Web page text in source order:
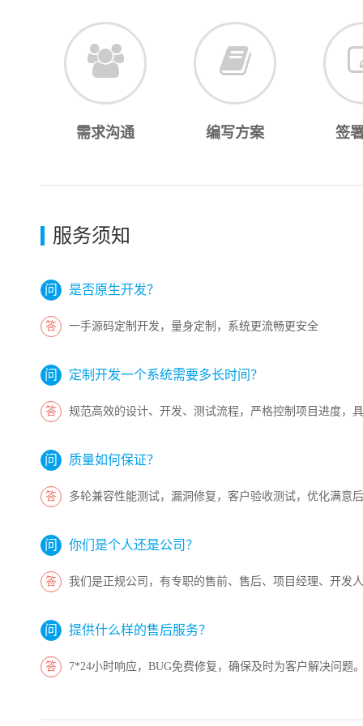
需求沟通 编写方案 签
服务须知
是否原生开发？
一手源码定制开发，量身定制，系统更流畅更安全
定制开发一个系统需要多长时间？
规范高效的设计、开发、测试流程，严格控制项目进度，
质量如何保证？
多轮兼容性能测试，漏洞修复，客户验收测试，优化满意
你们是个人还是公司？
我们是正规公司，有专职的售前、售后、项目经理、开发
提供什么样的售后服务？
7*24小时响应，BUG免费修复，确保及时为客户解决问题